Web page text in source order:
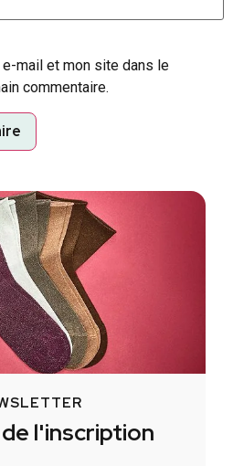
e-mail et mon site dans le
commentaire.
l'inscription